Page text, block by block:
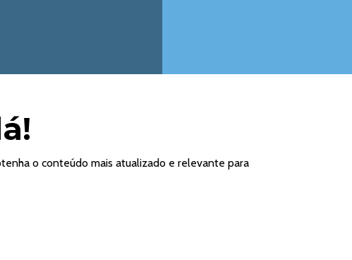
o conteúdo mais atualizado e relevante para